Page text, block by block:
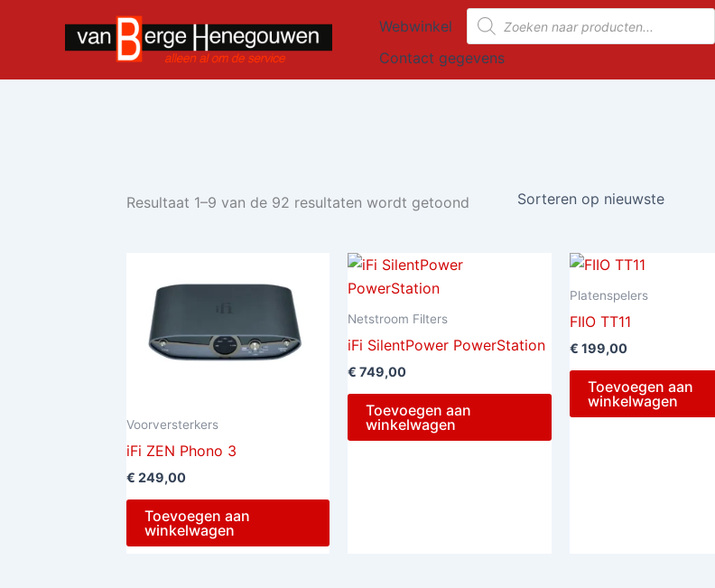
inhoud
Webwinkel
Producten
zoeken
Contact gegevens
Resultaat 1–9 van de 92 resultaten wordt getoond
Gesorteerd
op
nieuwste
Voorversterkers
iFi ZEN Phono 3
€ 249,00
Toevoegen aan
winkelwagen
Netstroom Filters
iFi SilentPower PowerStation
€ 749,00
Toevoegen aan
winkelwagen
Platenspelers
FIIO TT11
€ 199,00
Toevoegen aan
winkelwagen